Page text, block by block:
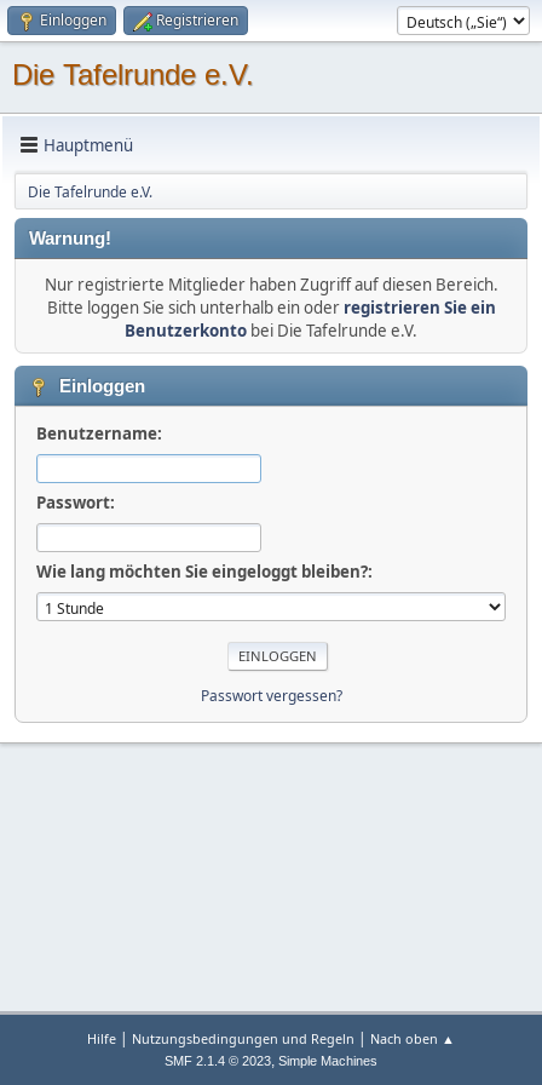
Einloggen Registrieren
Die Tafelrunde e.V.
Hauptmenü
Die Tafelrunde e.V.
Warnung!
Nur registrierte Mitglieder haben Zugriff auf diesen Bereich.
Bitte loggen Sie sich unterhalb ein oder registrieren Sie ein
Benutzerkonto bei Die Tafelrunde e.V.
Einloggen
Benutzername:
Passwort:
Wie lang möchten Sie eingeloggt bleiben?:
Passwort vergessen?
Hilfe | Nutzungsbedingungen und Regeln | Nach oben ▲
SMF 2.1.4 © 2023, Simple Machines